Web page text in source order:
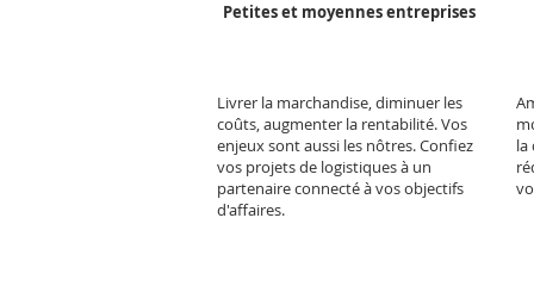
Petites et moyennes entreprises
Livrer la marchandise, diminuer les
coûts, augmenter la rentabilité. Vos
enjeux sont aussi les nôtres. Confiez
vos projets de logistiques à un
partenaire connecté à vos objectifs
d'affaires.
la